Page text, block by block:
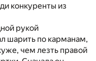
конкуренты из
рукой
шарить по карманам,
чем лезть правой